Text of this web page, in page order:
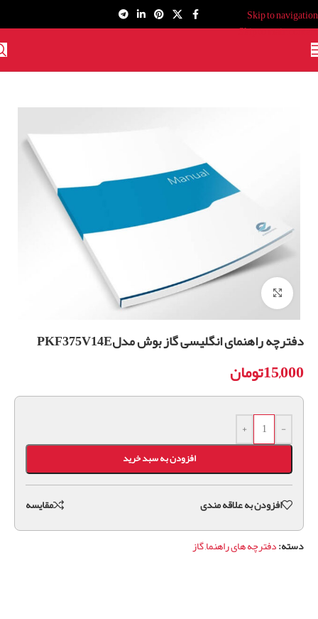
Skip to navigation
Skip to main content
برای بزرگنمایی کلیک کنید
دفترچه راهنمای انگلیسی گاز بوش مدلPKF375V14E
15,000تومان
-
+
افزودن به سبد خرید
افزودن به علاقه مندی مقايسه
دسته:دفترچه های راهنما,گاز